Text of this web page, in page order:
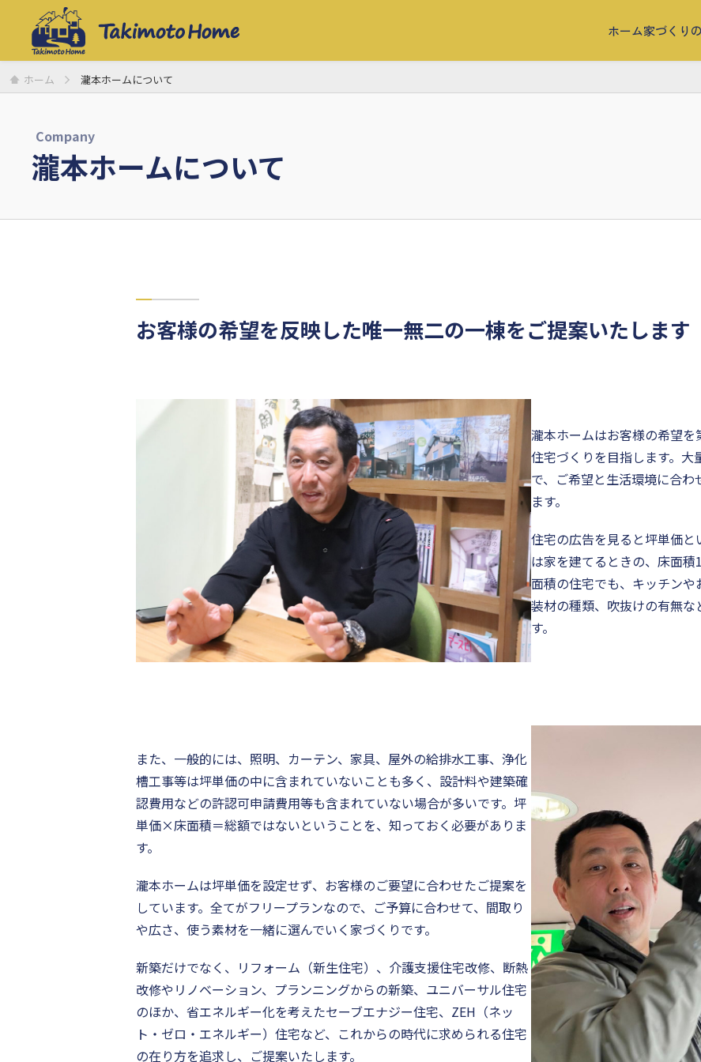
ホーム家づくり
ホーム 瀧本ホームについて
Company
瀧本ホームについて
お客様の希望を反映した唯一無二の一棟をご提案いたします
瀧本ホームはお客様の希望
住宅づくりを目指します。
で、ご希望と生活環境に合
ます。
住宅の広告を見ると坪単価と
は家を建てるときの、床面
面積の住宅でも、キッチン
装材の種類、吹抜けの有無
す。
また、一般的には、照明、カーテン、家具、屋外の給排水工事、浄化
槽工事等は坪単価の中に含まれていないことも多く、設計料や建築確
認費用などの許認可申請費用等も含まれていない場合が多いです。坪
単価×床面積＝総額ではないということを、知っておく必要がありま
す。
瀧本ホームは坪単価を設定せず、お客様のご要望に合わせたご提案を
しています。全てがフリープランなので、ご予算に合わせて、間取り
や広さ、使う素材を一緒に選んでいく家づくりです。
新築だけでなく、リフォーム（新生住宅）、介護支援住宅改修、断熱
改修やリノベーション、プランニングからの新築、ユニバーサル住宅
のほか、省エネルギー化を考えたセーブエナジー住宅、ZEH（ネッ
ト・ゼロ・エネルギー）住宅など、これからの時代に求められる住宅
の在り方を追求し、ご提案いたします。